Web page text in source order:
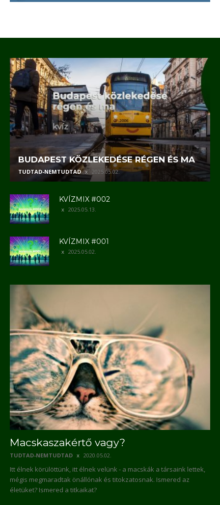
BUDAPEST KÖZLEKEDÉSE RÉGEN ÉS MA
TUDTAD-NEMTUDTAD 2025.05.02.
KVÍZMIX #002
2025.05.13.
KVÍZMIX #001
2025.05.02.
Macskaszakértő vagy?
TUDTAD-NEMTUDTAD 2020.05.02.
Itt élnek körülöttünk, itt élnek velünk - a macskák a társaink lettek,
mégis megmaradtak önállónak és titokzatosnak. Ismered az
életüket? Ismered a titkaikat?